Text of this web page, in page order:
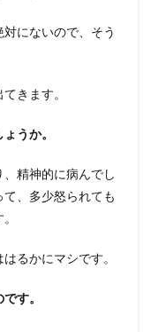
にないので、そう
きます。
うか。
精神的に病んでし
、多少怒られても
るかにマシです。
す。